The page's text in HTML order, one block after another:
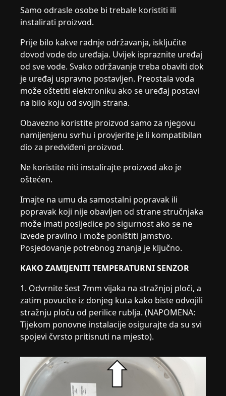
Samo odrasle osobe bi trebale koristiti ili
instalirati proizvod.
Prije bilo kakve radnje održavanja, isključite
dovod vode do uređaja. Uvijek ispraznite uređaj
od sve vode. Svako održavanje treba obaviti dok
je uređaj uspravno postavljen. Preostala voda
može oštetiti elektroniku ako se uređaj postavi
na bilo koju od svojih strana.
Obavezno koristite proizvod samo za njegovu
namijenjenu svrhu i provjerite je li kompatibilan
dio za predviđeni proizvod.
Ne koristite niti instalirajte proizvod ako je
oštećen.
Imajte na umu da samostalni popravak ili
popravak koji nije obavljen od strane stručnjaka
može imati posljedice po sigurnost ako se ne
izvede pravilno i može poništiti jamstvo.
Posjedovanje potrebnog znanja je ključno.
KAKO ZAMIJENITI TEMPERATURNI SENZOR
1. Odvrnite šest 7mm vijaka na stražnjoj ploči, a
zatim povucite iz donjeg kuta kako biste odvojili
stražnju ploču od perilice rublja. (NAPOMENA:
Tijekom ponovne instalacije osigurajte da su svi
spojevi čvrsto pritisnuti na mjesto).